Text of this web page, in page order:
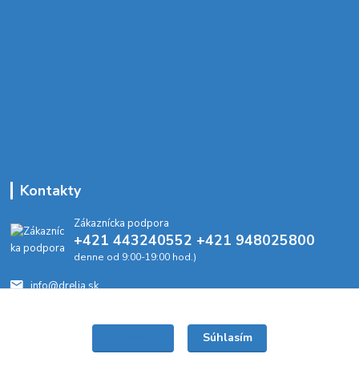
Kontakty
Zákaznícka podpora
+421 443240552 +421 948025800
denne od 9:00-19:00 hod.)
info@drelia.sk
Súhlasím